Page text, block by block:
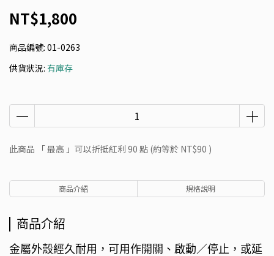
NT$1,800
商品編號: 01-0263
供貨狀況: 有庫存
此商品 「 最高 」可以折抵紅利 90 點 (約等於 NT$90 )
商品介紹 規格說明
商品介紹
金屬外殼經久耐用，可用作開關、啟動／停止，或延